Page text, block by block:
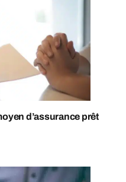
d’assurance prêt